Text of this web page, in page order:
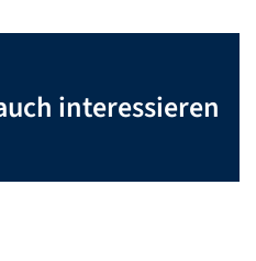
interessieren